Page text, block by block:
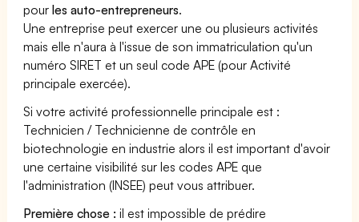
pourles auto-entrepreneurs.
Une entreprise peut exercer une ou plusieurs activités
mais elle n'aura à l'issue de son immatriculation qu'un
numéro SIRET et un seul code APE (pour Activité
principale exercée).
Si votre activité professionnelle principale est :
Technicien / Technicienne de contrôle en
biotechnologie en industrie alors il est important d'avoir
une certaine visibilité sur les codes APE que
l'administration (INSEE) peut vous attribuer.
Première chose : il est impossible de prédire